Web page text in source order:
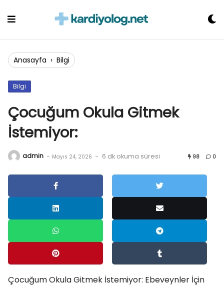
Anasayfa › Bilgi
Bilgi
Çocuğum Okula Gitmek
İstemiyor:
admin - Mayıs 24, 2026 - 6 dk okuma süresi 98 0
Çocuğum Okula Gitmek İstemiyor: Ebeveynler İçin